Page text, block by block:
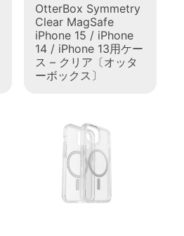
OtterBox Symmetry
Clear MagSafe
iPhone 15 / iPhone
14 / iPhone 13用ケー
ス – クリア〔オッタ
ーボックス〕